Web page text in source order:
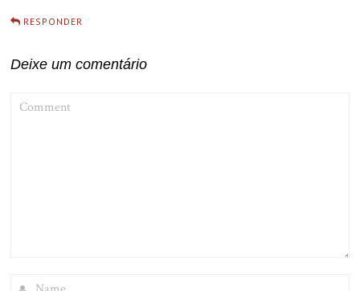
RESPONDER
Deixe um comentário